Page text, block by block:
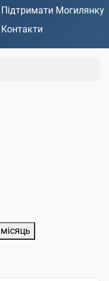
Підтримати Могилянку
Контакти